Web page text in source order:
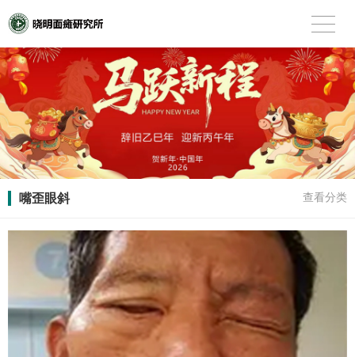
嘴歪眼斜 查看分类